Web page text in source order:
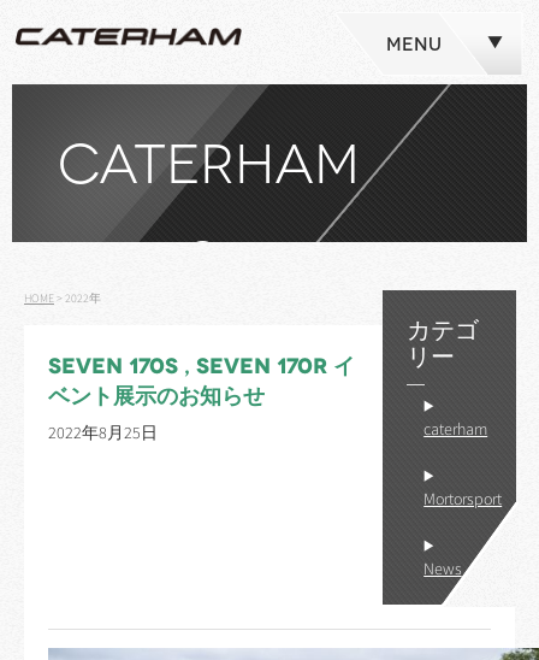
MENU
CATERHAM
NEWS
カテゴ
リー
caterham
Mortorsport
News
HOME>2022年
SEVEN 170S , SEVEN 170R イ
ベント展示のお知らせ
2022年8月25日